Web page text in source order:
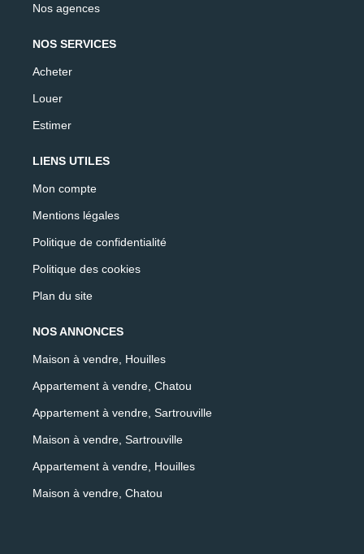
Nos agences
NOS SERVICES
Acheter
Louer
Estimer
LIENS UTILES
Mon compte
Mentions légales
Politique de confidentialité
Politique des cookies
Plan du site
NOS ANNONCES
Maison à vendre, Houilles
Appartement à vendre, Chatou
Appartement à vendre, Sartrouville
Maison à vendre, Sartrouville
Appartement à vendre, Houilles
Maison à vendre, Chatou